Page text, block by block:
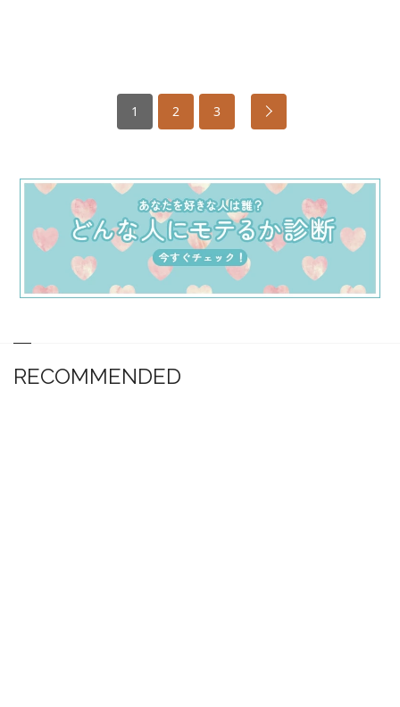
1 2 3
RECOMMENDED